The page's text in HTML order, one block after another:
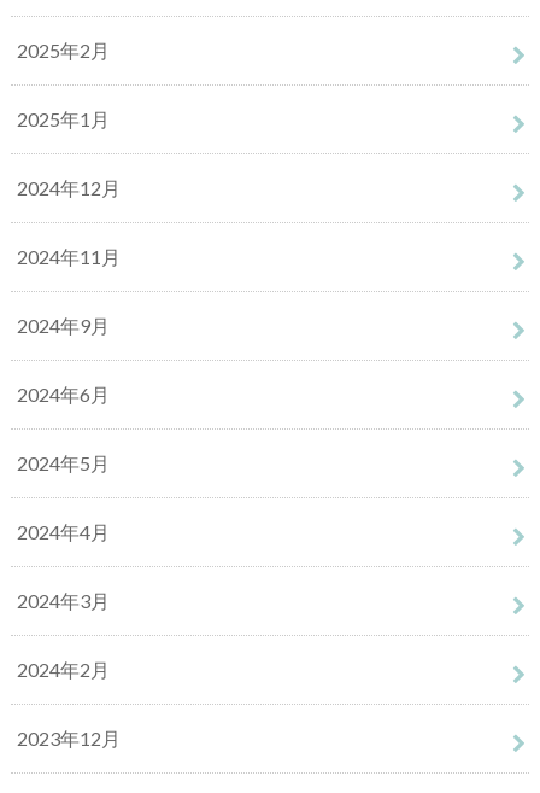
2025年2月
2025年1月
2024年12月
2024年11月
2024年9月
2024年6月
2024年5月
2024年4月
2024年3月
2024年2月
2023年12月